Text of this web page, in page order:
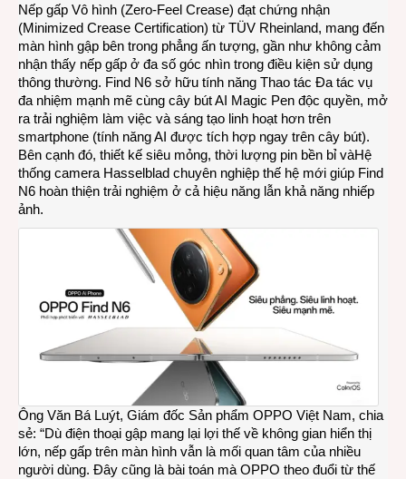
gấp
vô
bút
ra
Nếp gấp Vô hình (Zero-Feel Crease) đạt chứng nhận
(Minimized Crease Certification) từ TÜV Rheinland, mang đến
màn hình gập bên trong phẳng ấn tượng, gần như không cảm
nhận thấy nếp gấp ở đa số góc nhìn trong điều kiện sử dụng
thông thường. Find N6 sở hữu tính năng Thao tác Đa tác vụ
đa nhiệm mạnh mẽ cùng cây bút AI Magic Pen độc quyền, mở
ra trải nghiệm làm việc và sáng tạo linh hoạt hơn trên
smartphone (tính năng AI được tích hợp ngay trên cây bút).
Bên cạnh đó, thiết kế siêu mỏng, thời lượng pin bền bỉ vàHệ
thống camera Hasselblad chuyên nghiệp thế hệ mới giúp Find
N6 hoàn thiện trải nghiệm ở cả hiệu năng lẫn khả năng nhiếp
ảnh.
Ông Văn Bá Luýt, Giám đốc Sản phẩm OPPO Việt Nam, chia
sẻ: “Dù điện thoại gập mang lại lợi thế về không gian hiển thị
lớn, nếp gấp trên màn hình vẫn là mối quan tâm của nhiều
người dùng. Đây cũng là bài toán mà OPPO theo đuổi từ thế